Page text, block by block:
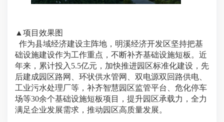
▲项目效果图
作为县域经济建设主阵地，明溪经济开发区坚持把基
础设施建设作为工作重点，不断补齐基础设施短板。近
年来，累计投入5.5亿元，加快推进园区标准化建设，先
后建成园区路网、环状供水管网、双电源双回路供电、
工业污水处理厂等，补齐智慧园区监管平台、危化停车
场等30余个基础设施短板项目，提升园区承载力，全力
满足企业发展需求，推动园区高质量发展。